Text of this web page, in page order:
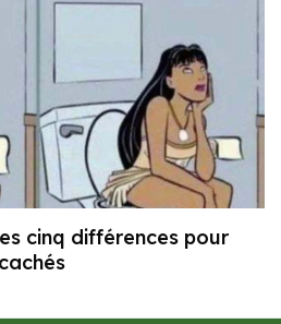
cinq différences pour